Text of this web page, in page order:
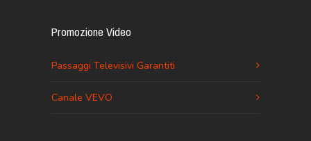
Promozione Video
Passaggi Televisivi Garantiti
Canale VEVO